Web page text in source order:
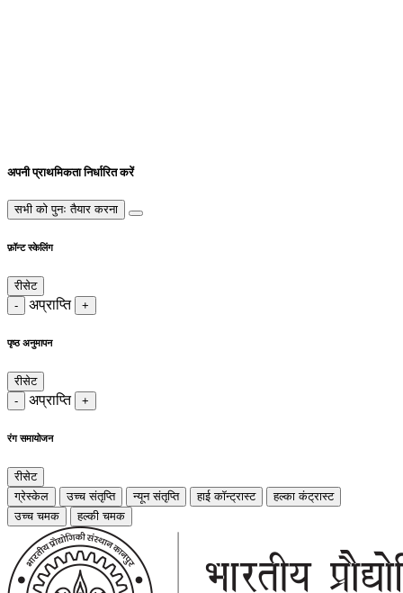
अपनी प्राथमिकता निर्धारित करें
सभी को पुनः तैयार करना
फ़ॉन्ट स्केलिंग
रीसेट
-
अप्राप्ति +
पृष्ठ अनुमापन
रीसेट
-
अप्राप्ति +
रंग समायोजन
रीसेट
ग्रेस्केल
उच्च संतृप्ति न्यून संतृप्ति हाई कॉन्ट्रास्ट
हल्का कंट्रास्ट
उच्च चमक
हल्की चमक